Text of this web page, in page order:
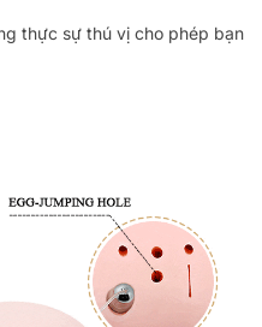
thực sự thú vị cho phép bạn